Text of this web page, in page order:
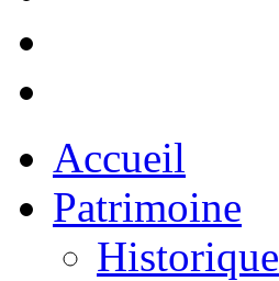
Accueil
Patrimoine
Historique